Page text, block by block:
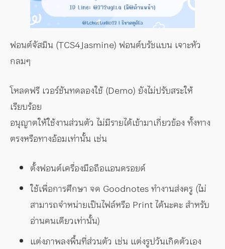
ฟอนต์จัสมิน (TCS4Jasmine) ฟอนต์บรัชแบน เจาะหัว
กลมๆ
โหลดฟรี เวอร์ชันทดลองใช้ (Demo) ยังไม่ปรับสระให้
เรียบร้อย
อนุญาตให้ใช้งานส่วนตัว ไม่มีรายได้เข้ามาเกี่ยวข้อง ทั้งทาง
ตรงหรือทางอ้อมเท่านั้น เช่น
ตั้งฟอนต์เครื่องมือถือแอนดรอยด์
ใช้เพื่อการศึกษา จด Goodnotes ทำงานส่งครู (ไม่
สามารถจำหน่ายเป็นไฟล์หรือ Print ได้นะคะ สำหรับ
อ่านคนเดียวเท่านั้น)
แต่งภาพลงพื้นที่ส่วนตัว เช่น แต่งรูปวันเกิดตัวเอง